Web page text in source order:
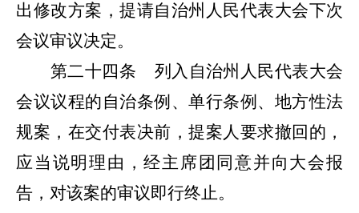
出修改方案，提请自治州人民代表大会下次
会议审议决定。
第二十四条
列入自治州人民代表大会
会议议程的自治条例、单行条例、地方性法
规案，在交付表决前，提案人要求撤回的，
应当说明理由，经主席团同意并向大会报
告，对该案的审议即行终止。